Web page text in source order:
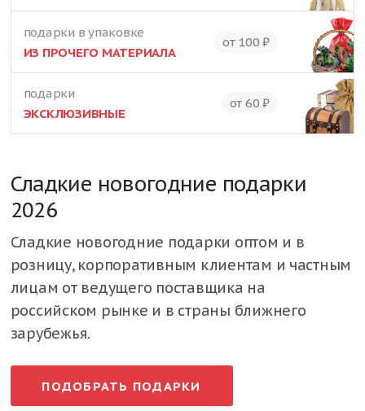
подарки в упаковке
ИЗ ПРОЧЕГО МАТЕРИАЛА
от 100 ₽
подарки
ЭКСКЛЮЗИВНЫЕ
от 60 ₽
Сладкие новогодние подарки
2026
Сладкие новогодние подарки оптом и в
розницу, корпоративным клиентам и частным
лицам от ведущего поставщика на
российском рынке и в страны ближнего
зарубежья.
ПОДОБРАТЬ ПОДАРКИ